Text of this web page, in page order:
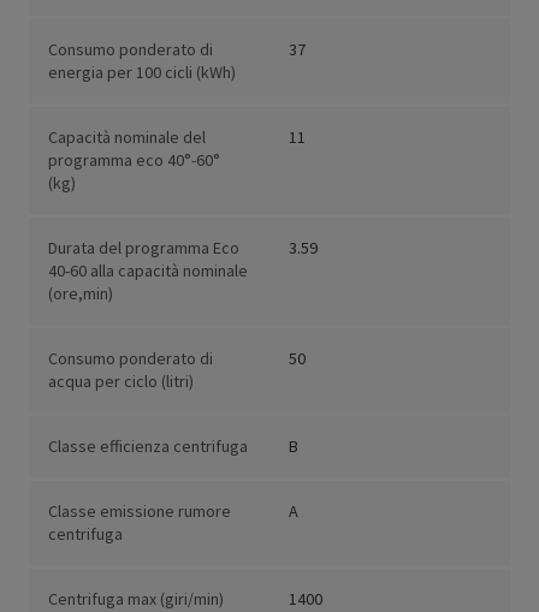
Consumo ponderato di
energia per 100 cicli (kWh)
37
Capacità nominale del
programma eco 40°-60°
(kg)
11
Durata del programma Eco
40-60 alla capacità nominale
(ore,min)
3.59
Consumo ponderato di
acqua per ciclo (litri)
50
Classe efficienza centrifuga B
Classe emissione rumore
centrifuga
A
Centrifuga max (giri/min) 1400